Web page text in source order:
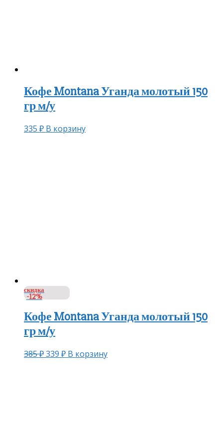
Кофе Montana Уганда молотый 150
гр м/у
335 ₽ В корзину
скидка
-12%
Кофе Montana Уганда молотый 150
гр м/у
385₽339 ₽ В корзину